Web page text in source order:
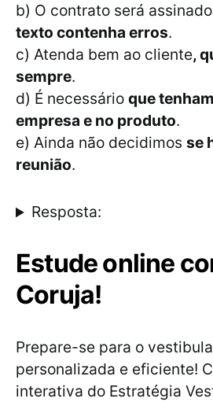
b) O contrato será assinado
texto contenha erros.
c) Atenda bem ao cliente,
sempre.
d) É necessário que
empresa e no produto.
e) Ainda não decidimos se
reunião.
Resposta:
Estude online
Coruja!
Prepare-se para o
personalizada e eficiente!
interativa do Estratégia